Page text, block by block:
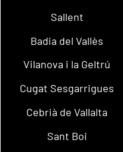
Sallent
Badia del Vallès
Vilanova i la Geltrú
Cugat Sesgarrigues
Cebrià de Vallalta
Sant Boi